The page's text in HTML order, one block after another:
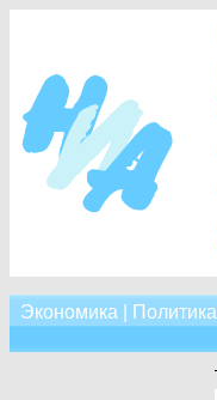
Экономика Политика